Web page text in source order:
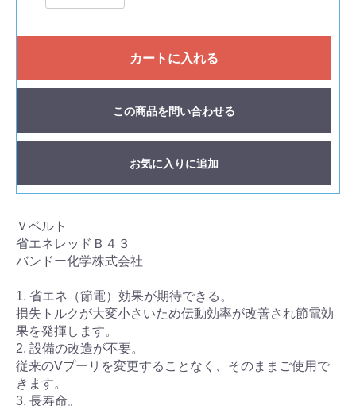
カートに入れる
この商品を問い合わせる
お気に入りに追加
Ｖベルト
省エネレッドＢ４３
バンドー化学株式会社
1. 省エネ（節電）効果が期待できる。
損失トルクが大変小さいため伝動効率が改善され節電効
果を発揮します。
2. 設備の改造が不要。
従来のVプーリを変更することなく、そのままご使用で
きます。
3. 長寿命。